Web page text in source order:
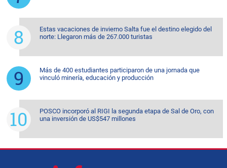
Estas vacaciones de invierno Salta fue el destino elegido del
norte: Llegaron más de 267.000 turistas
Más de 400 estudiantes participaron de una jornada que
vinculó minería, educación y producción
POSCO incorporó al RIGI la segunda etapa de Sal de Oro, con
una inversión de US$547 millones